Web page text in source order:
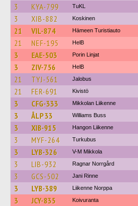
3 KYA-799 TuKL
3 XIB-882 Koskinen
21 VIL-874 Hämeen Turistiauto
21 NEF-195 HelB
3 EAE-503 Porin Linjat
3 ZIV-756 HelB
21 TYJ-561 Jalobus
21 FER-691 Kivistö
3 CFG-333 Mikkolan Liikenne
3 ÅLP 33 Williams Buss
3 XIB-915 Hangon Liikenne
3 MYF-264 Turkubus
3 LYB-326 V-M Mikkola
3 LIB-932 Ragnar Norrgård
3 GCS-502 Jani Rinne
3 LYB-389 Liikenne Norppa
3 JCY-835 Koivuranta